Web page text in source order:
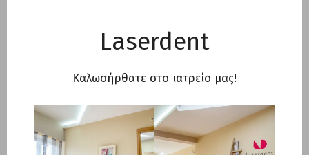
Laserdent
Kαλωσήρθατε στο ιατρείο μας!